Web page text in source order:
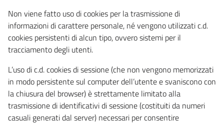
Non viene fatto uso di cookies per la trasmissione di
informazioni di carattere personale, né vengono utilizzati c.d.
cookies persistenti di alcun tipo, ovvero sistemi per il
tracciamento degli utenti.
L’uso di c.d. cookies di sessione (che non vengono memorizzati
in modo persistente sul computer dell’utente e svaniscono con
la chiusura del browser) è strettamente limitato alla
trasmissione di identificativi di sessione (costituiti da numeri
casuali generati dal server) necessari per consentire